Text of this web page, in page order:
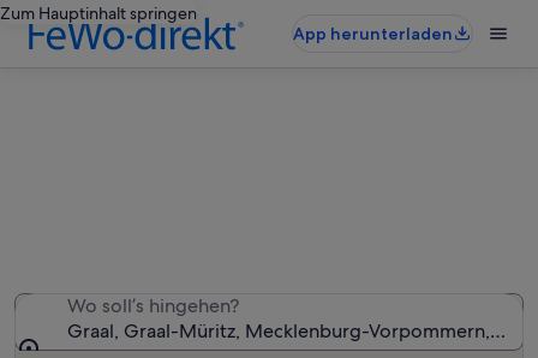
Zum Hauptinhalt springen
App herunterladen
Wo soll’s hingehen?
Graal, Graal-Müritz, Mecklenburg-Vorpommern,